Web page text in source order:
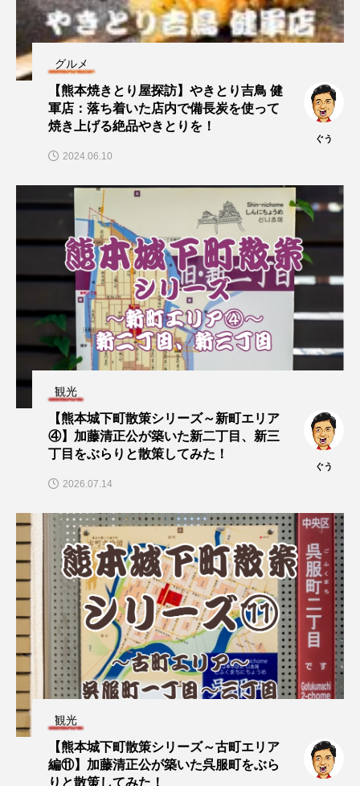
グルメ
【熊本焼きとり屋探訪】やきとり吉鳥 健
軍店：落ち着いた店内で備長炭を使って
焼き上げる絶品やきとりを！
ぐう
2024.06.10
観光
【熊本城下町散策シリーズ～新町エリア
④】加藤清正公が築いた新二丁目、新三
丁目をぶらりと散策してみた！
ぐう
2026.07.14
観光
【熊本城下町散策シリーズ～古町エリア
編⑪】加藤清正公が築いた呉服町をぶら
りと散策してみた！